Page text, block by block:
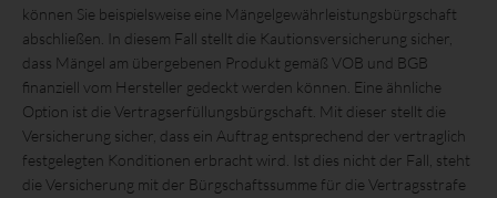
können Sie beispielsweise eine Mängelgewährleistungsbürgschaft
abschließen. In diesem Fall stellt die Kautionsversicherung sicher,
dass Mängel am übergebenen Produkt gemäß VOB und BGB
finanziell vom Hersteller gedeckt werden können. Eine ähnliche
Option ist die Vertragserfüllungsbürgschaft. Mit dieser stellt die
Versicherung sicher, dass ein Auftrag entsprechend der vertraglich
festgelegten Konditionen erbracht wird. Ist dies nicht der Fall, steht
die Versicherung mit der Bürgschaftssumme für die Vertragsstrafe